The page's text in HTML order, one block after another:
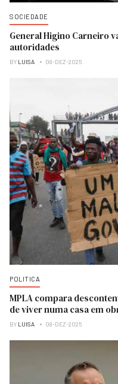
SOCIEDADE
General Higino Carneiro
autoridades
BY LUISA 08-DEZ-2025
POLITICA
MPLA compara
de viver numa casa em
BY LUISA 08-DEZ-2025